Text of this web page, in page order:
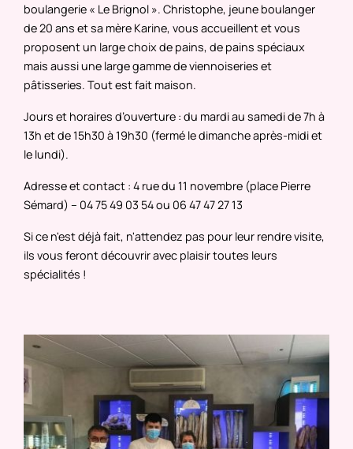
boulangerie « Le Brignol ». Christophe, jeune boulanger
de 20 ans et sa mère Karine, vous accueillent et vous
proposent un large choix de pains, de pains spéciaux
mais aussi une large gamme de viennoiseries et
pâtisseries. Tout est fait maison.
Jours et horaires d’ouverture : du mardi au samedi de 7h à
13h et de 15h30 à 19h30 (fermé le dimanche après-midi et
le lundi).
Adresse et contact : 4 rue du 11 novembre (place Pierre
Sémard) – 04 75 49 03 54 ou 06 47 47 27 13
Si ce n'est déjà fait, n'attendez pas pour leur rendre visite,
ils vous feront découvrir avec plaisir toutes leurs
spécialités !